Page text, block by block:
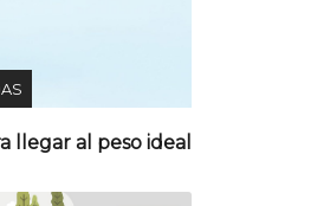
llegar al peso ideal